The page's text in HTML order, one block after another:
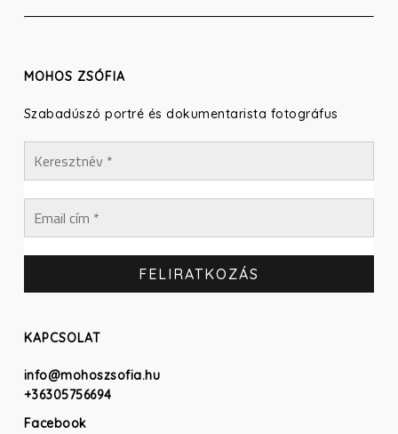
MOHOS ZSÓFIA
Szabadúszó portré és dokumentarista fotográfus
KAPCSOLAT
info@mohoszsofia.hu
+36305756694
Facebook